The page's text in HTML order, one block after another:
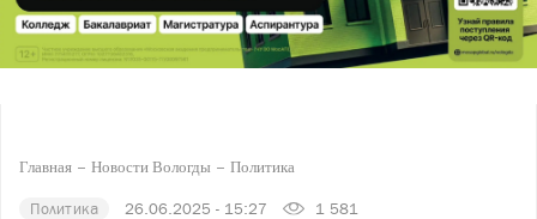
Главная Новости Вологды Политика
Политика 26.06.2025 - 15:27 1 581